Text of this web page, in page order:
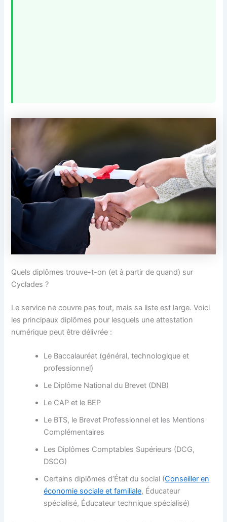
Quels diplômes trouve-t-on (et à partir de quand) sur
Cyclades ?
Le service ne couvre pas tout, mais sa liste est large. Voici
les principaux diplômes pour lesquels une attestation
numérique peut être délivrée :
Le Baccalauréat (général, technologique et
professionnel)
Le Diplôme National du Brevet (DNB)
Le CAP et le BEP
Le BTS, le Brevet Professionnel et les Mentions
Complémentaires
Les Diplômes Comptables Supérieurs (DCG,
DSCG)
Certains diplômes d’État du social (Conseiller en
économie sociale et familiale, Éducateur
spécialisé, Éducateur technique spécialisé)